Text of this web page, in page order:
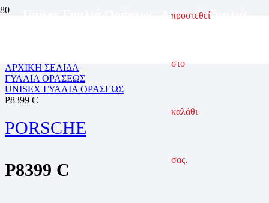
προστεθεί
στο
καλάθι
σας.
Ανδρικά Γυαλιά
ΑΡΧΙΚΗ ΣΕΛΙΔΑ
ΓΥΑΛΙΑ ΟΡΑΣΕΩΣ
UNISEX ΓΥΑΛΙΑ ΟΡΑΣΕΩΣ
P8399 C
PORSCHE
P8399 C